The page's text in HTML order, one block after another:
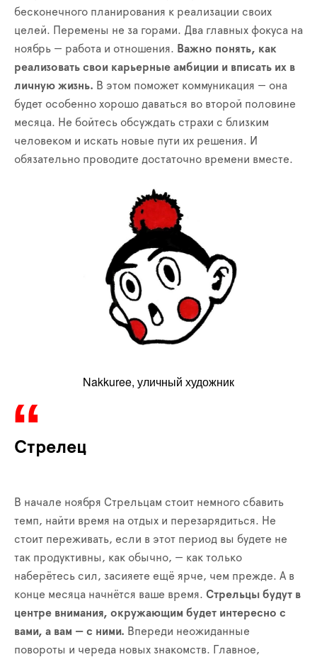
бесконечного планирования к реализации своих
целей. Перемены не за горами. Два главных фокуса на
ноябрь — работа и отношения. Важно понять, как
реализовать свои карьерные амбиции и вписать их в
личную жизнь. В этом поможет коммуникация — она
будет особенно хорошо даваться во второй половине
месяца. Не бойтесь обсуждать страхи с близким
человеком и искать новые пути их решения. И
обязательно проводите достаточно времени вместе.
Nakkuree, уличный художник
Стрелец
В начале ноября Стрельцам стоит немного сбавить
темп, найти время на отдых и перезарядиться. Не
стоит переживать, если в этот период вы будете не
так продуктивны, как обычно, — как только
наберётесь сил, засияете ещё ярче, чем прежде. А в
конце месяца начнётся ваше время. Стрельцы будут в
центре внимания, окружающим будет интересно с
вами, а вам — с ними. Впереди неожиданные
повороты и череда новых знакомств. Главное,